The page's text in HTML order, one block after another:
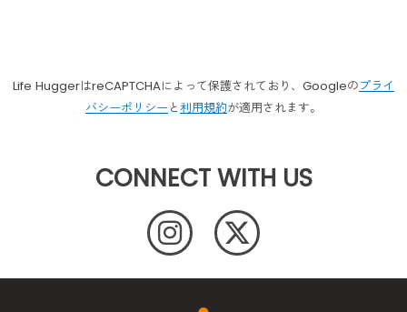
Life HuggerはreCAPTCHAによって保護されており、Googleのプライ
バシーポリシー と利用規約が適用されます。
CONNECT WITH US